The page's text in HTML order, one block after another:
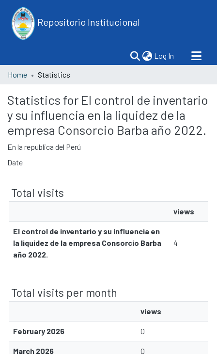
Repositorio Institucional
Log In (current)
Home Statistics
Statistics for El control de inventario
y su influencia en la liquidez de la
empresa Consorcio Barba año 2022.
En la republica del Perú
Date
Total visits
views
El control de inventario y su influencia en
la liquidez de la empresa Consorcio Barba
año 2022.
4
Total visits per month
views
February 2026 0
March 2026 0